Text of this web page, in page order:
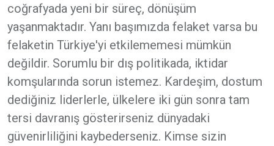
coğrafyada yeni bir süreç, dönüşüm
yaşanmaktadır. Yanı başımızda felaket varsa bu
felaketin Türkiye'yi etkilememesi mümkün
değildir. Sorumlu bir dış politikada, iktidar
komşularında sorun istemez. Kardeşim, dostum
dediğiniz liderlerle, ülkelere iki gün sonra tam
tersi davranış gösterirseniz dünyadaki
güvenirliliğini kaybederseniz. Kimse sizin